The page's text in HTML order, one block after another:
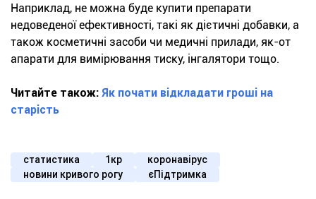
Наприклад, не можна буде купити препарати
недоведеної ефективності, такі як дієтичні добавки, а
також косметичні засоби чи медичні прилади, як-от
апарати для вимірювання тиску, інгалятори тощо.
Читайте також: Як почати відкладати гроші на
старість
статистика 1кр
коронавірус
новини кривого рогу
єПідтримка